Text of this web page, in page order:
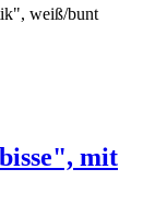
weiß/bunt
mit